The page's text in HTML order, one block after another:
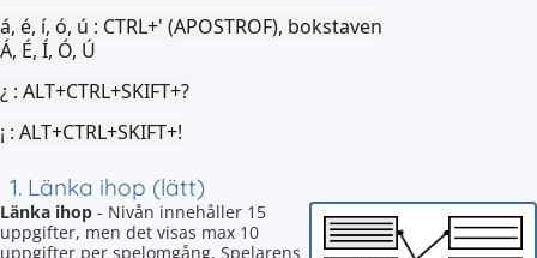
á, é, í, ó, ú : CTRL+' (APOSTROF), bokstaven
Á, É, Í, Ó, Ú
¿ : ALT+CTRL+SKIFT+?
¡ : ALT+CTRL+SKIFT+!
1. Länka ihop (lätt)
Länka ihop - Nivån innehåller 15
uppgifter, men det visas max 10
uppgifter per spelomgång. Spelarens